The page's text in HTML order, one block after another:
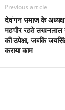
Previous article
देवांगन समाज के
महापौर रहते
की उपेक्षा, जबकि
कराया काम